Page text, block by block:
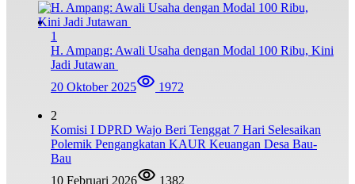
1
H. Ampang: Awali Usaha dengan Modal 100 Ribu, Kini
Jadi Jutawan
20 Oktober 2025
1972
2
Komisi I DPRD Wajo Beri Tenggat 7 Hari Selesaikan
Polemik Pengangkatan KAUR Keuangan Desa Bau-
Bau
10 Februari 2026
1382